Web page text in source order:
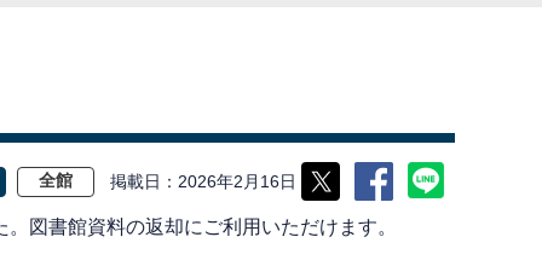
全館 掲載日 2026年2月16日
図書館資料の返却にご利用いただけます。